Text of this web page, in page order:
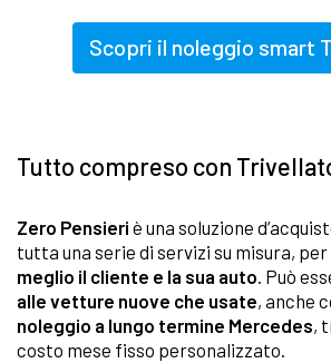
Scopri il noleggio smart
Tutto compreso con
Zero Pensieri è una soluzione
tutta una serie di servizi su misura, per
meglio il cliente e la sua auto. Può
alle vetture nuove che usate, anche
noleggio a lungo termine Mercedes,
costo mese fisso personalizzato.